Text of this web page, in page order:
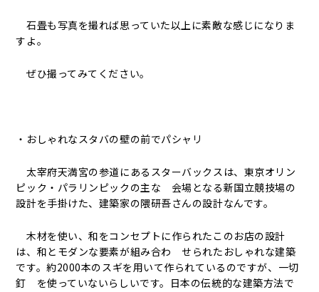
石畳も写真を撮れば思っていた以上に素敵な感じになりま
すよ。
ぜひ撮ってみてください。
・おしゃれなスタバの壁の前でパシャリ
太宰府天満宮の参道にあるスターバックスは、東京オリン
ピック・パラリンピックの主な 会場となる新国立競技場の
設計を手掛けた、建築家の隈研吾さんの設計なんです。
木材を使い、和をコンセプトに作られたこのお店の設計
は、和とモダンな要素が組み合わ せられたおしゃれな建築
です。約2000本のスギを用いて作られているのですが、一切
釘 を使っていないらしいです。日本の伝統的な建築方法で